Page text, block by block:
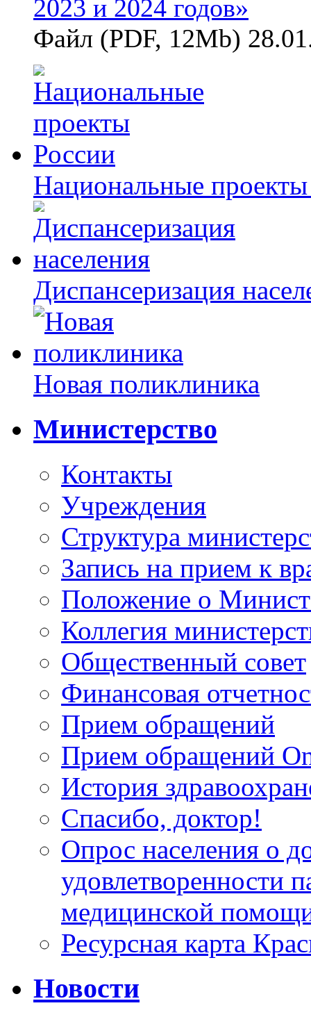
2023 и 2024 годов»
Файл (PDF, 12Mb)
Национальные
Диспансеризация
Новая поликлиника
Министерство
Контакты
Учреждения
Структура
Запись на прием к
Положение о
Коллегия
Общественный совет
Финансовая
Прием обращений
Прием обращений
История
Спасибо, доктор!
Опрос населения о
удовлетворенности
медицинской
Ресурсная карта
Новости